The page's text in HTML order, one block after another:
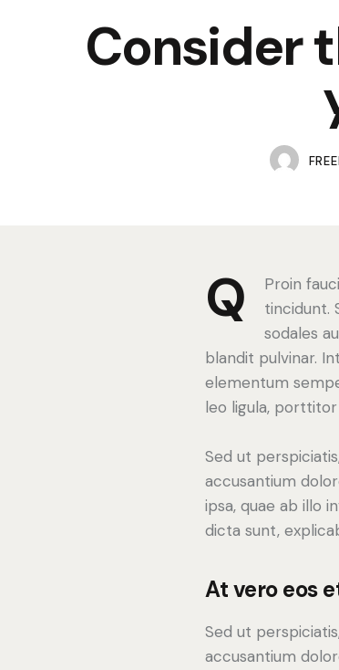
Consider
Q
Proin
tincidunt.
sodales
blandit pulvinar.
elementum
leo ligula,
Sed ut
accusantium
ipsa, quae ab illo
dicta sunt,
At vero eos
Sed ut
accusantium